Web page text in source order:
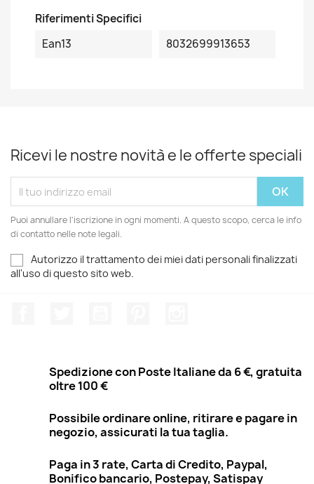
Riferimenti Specifici
Ean13
8032699913653
Ricevi le nostre novità e le offerte speciali
Puoi annullare l'iscrizione in ogni momenti. A questo scopo, cerca le info
di contatto nelle note legali.
Autorizzo il trattamento dei miei dati personali finalizzati
all'uso di questo sito web.
Spedizione con Poste Italiane da 6 €, gratuita
oltre 100 €
Possibile ordinare online, ritirare e pagare in
negozio, assicurati la tua taglia.
Paga in 3 rate, Carta di Credito, Paypal,
Bonifico bancario, Postepay, Satispay